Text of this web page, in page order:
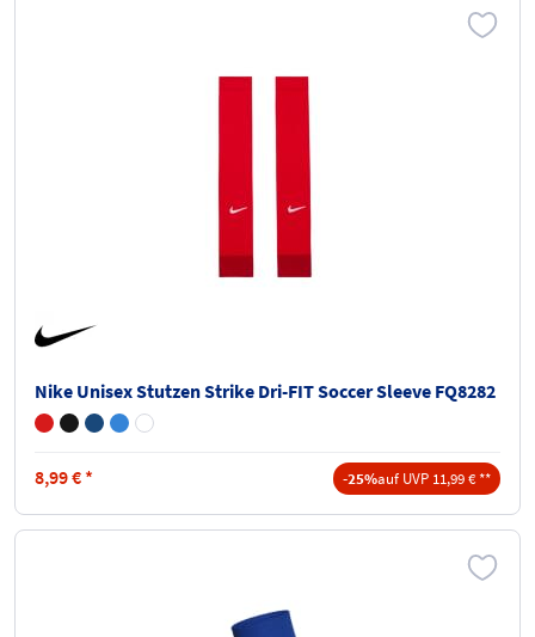
Nike Unisex Stutzen Strike Dri-FIT Soccer Sleeve FQ8282
8,99€ * -25%auf UVP 11,99 € **